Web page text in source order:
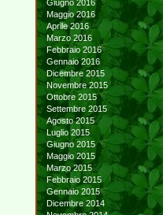
Giugno 2016
Maggio 2016
Aprile 2016
Marzo 2016
Febbraio 2016
Gennaio 2016
Dicembre 2015
Novembre 2015
Ottobre 2015
Settembre 2015
Agosto 2015
Luglio 2015
Giugno 2015
Maggio 2015
Marzo 2015
Febbraio 2015
Gennaio 2015
Dicembre 2014